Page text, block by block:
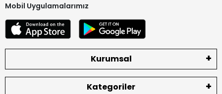
Mobil Uygulamalarımız
Kurumsal
Kategoriler